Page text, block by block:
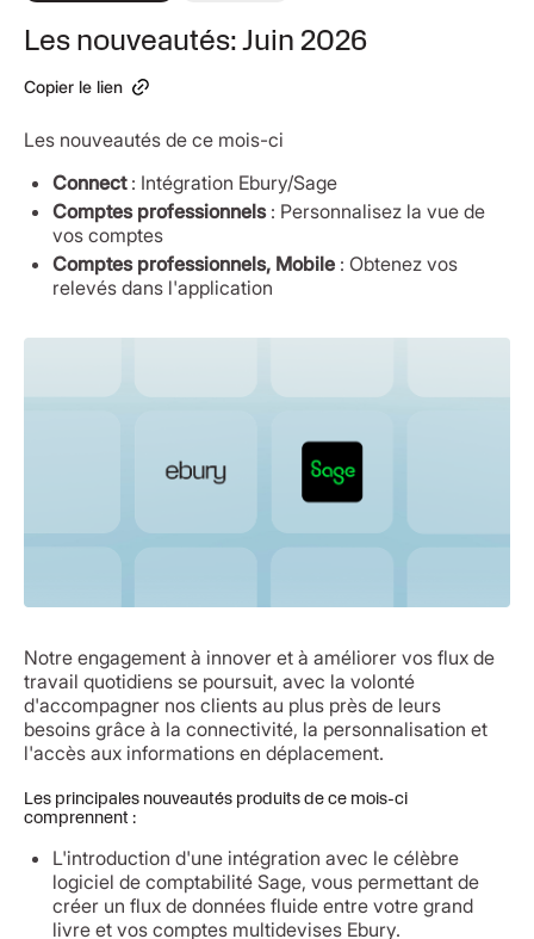
Les nouveautés: Juin 2026
Copier le lien
Les nouveautés de ce mois-ci
Connect: Intégration Ebury/Sage
Comptes professionnels : Personnalisez la vue de
vos comptes
Comptes professionnels, Mobile : Obtenez vos
relevés dans l'application
Notre engagement à innover et à améliorer vos flux de
travail quotidiens se poursuit, avec la volonté
d'accompagner nos clients au plus près de leurs
besoins grâce à la connectivité, la personnalisation et
l'accès aux informations en déplacement.
Les principales nouveautés produits de ce mois-ci
comprennent :
L'introduction d'une intégration avec le célèbre
logiciel de comptabilité Sage, vous permettant de
créer un flux de données fluide entre votre grand
livre et vos comptes multidevises Ebury.